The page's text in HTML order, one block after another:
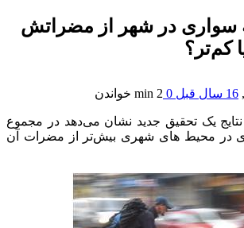
سواری در شهر از مضراتش
کم‌تر؟
, 16 سال قبل 0
2 min خواندن
یک تحقیق جدید نشان می‌دهد در مجموع
در محیط‌ های شهری بیش‌تر از مضرات آن